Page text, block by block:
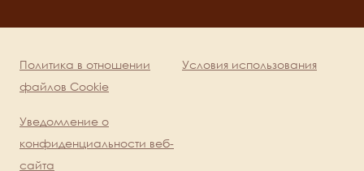
mobile
Legal
Политика в отношении
файлов Cookie
Уведомление о
конфиденциальности веб-
сайта
Условия использования